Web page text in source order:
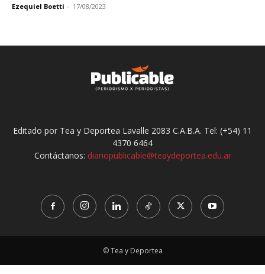
Ezequiel Boetti - 17/08/2023
Editado por Tea y Deportea Lavalle 2083 C.A.B.A. Tel: (+54) 11
4370 6464
Contáctanos: diariopublicable@teaydeportea.edu.ar
© Tea y Deportea